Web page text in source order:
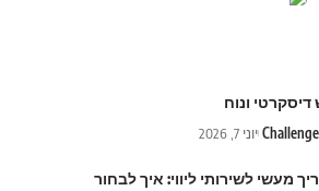
ונוח
יוני 7, 2026
מעשי לשירותי ליווי: איך לבחור